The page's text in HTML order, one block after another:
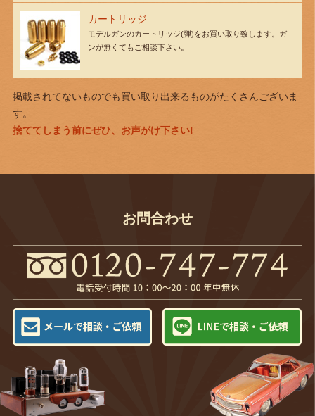
カートリッジ
モデルガンのカートリッジ(弾)をお買い取り致します。ガ
ンが無くてもご相談下さい。
掲載されてないものでも買い取り出来るものがたくさんございま
す。
捨ててしまう前にぜひ、お声がけ下さい!
お問合わせ